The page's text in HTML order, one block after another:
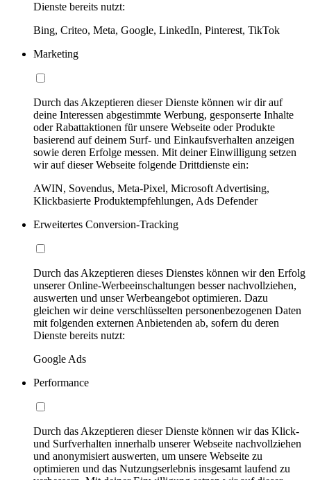
Dienste bereits nutzt:
Bing, Criteo, Meta, Google, LinkedIn, Pinterest, TikTok
Marketing
Durch das Akzeptieren dieser Dienste können wir dir auf
deine Interessen abgestimmte Werbung, gesponserte Inhalte
oder Rabattaktionen für unsere Webseite oder Produkte
basierend auf deinem Surf- und Einkaufsverhalten anzeigen
sowie deren Erfolge messen. Mit deiner Einwilligung setzen
wir auf dieser Webseite folgende Drittdienste ein:
AWIN, Sovendus, Meta-Pixel, Microsoft Advertising,
Klickbasierte Produktempfehlungen, Ads Defender
Erweitertes Conversion-Tracking
Durch das Akzeptieren dieses Dienstes können wir den Erfolg
unserer Online-Werbeeinschaltungen besser nachvollziehen,
auswerten und unser Werbeangebot optimieren. Dazu
gleichen wir deine verschlüsselten personenbezogenen Daten
mit folgenden externen Anbietenden ab, sofern du deren
Dienste bereits nutzt:
Google Ads
Performance
Durch das Akzeptieren dieser Dienste können wir das Klick-
und Surfverhalten innerhalb unserer Webseite nachvollziehen
und anonymisiert auswerten, um unsere Webseite zu
optimieren und das Nutzungserlebnis insgesamt laufend zu